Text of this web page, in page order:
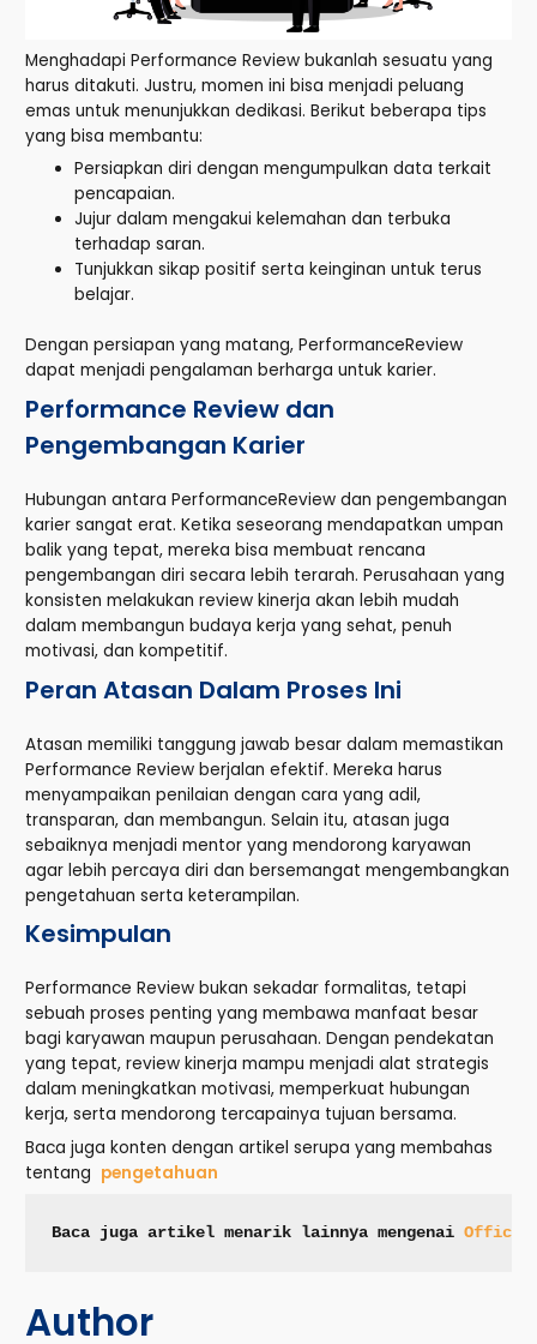
Menghadapi Performance Review bukanlah sesuatu yang
harus ditakuti. Justru, momen ini bisa menjadi peluang
emas untuk menunjukkan dedikasi. Berikut beberapa tips
yang bisa membantu:
Persiapkan diri dengan mengumpulkan data terkait
pencapaian.
Jujur dalam mengakui kelemahan dan terbuka
terhadap saran.
Tunjukkan sikap positif serta keinginan untuk terus
belajar.
Dengan persiapan yang matang, PerformanceReview
dapat menjadi pengalaman berharga untuk karier.
Performance Review dan
Pengembangan Karier
Hubungan antara PerformanceReview dan pengembangan
karier sangat erat. Ketika seseorang mendapatkan umpan
balik yang tepat, mereka bisa membuat rencana
pengembangan diri secara lebih terarah. Perusahaan yang
konsisten melakukan review kinerja akan lebih mudah
dalam membangun budaya kerja yang sehat, penuh
motivasi, dan kompetitif.
Peran Atasan Dalam Proses Ini
Atasan memiliki tanggung jawab besar dalam memastikan
Performance Review berjalan efektif. Mereka harus
menyampaikan penilaian dengan cara yang adil,
transparan, dan membangun. Selain itu, atasan juga
sebaiknya menjadi mentor yang mendorong karyawan
agar lebih percaya diri dan bersemangat mengembangkan
pengetahuan serta keterampilan.
Kesimpulan
Performance Review bukan sekadar formalitas, tetapi
sebuah proses penting yang membawa manfaat besar
bagi karyawan maupun perusahaan. Dengan pendekatan
yang tepat, review kinerja mampu menjadi alat strategis
dalam meningkatkan motivasi, memperkuat hubungan
kerja, serta mendorong tercapainya tujuan bersama.
Baca juga konten dengan artikel serupa yang membahas
tentang pengetahuan
Baca juga artikel menarik lainnya mengenai Office
Author